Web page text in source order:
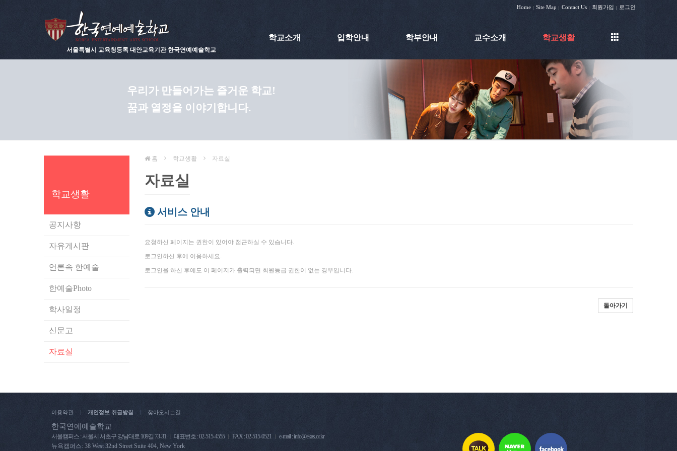
학교소개 입학안내 학부안내 교수소개 학교생활
서울특별시 교육청등록 대안교육기관 한국연예예술학교
Home Site Map Contact Us 회원가입 로그인
우리가 만들어가는 즐거운 학교!
꿈과 열정을 이야기합니다.
학교생활
공지사항
자유게시판
언론속 한예술
한예술Photo
학사일정
신문고
자료실
홈 학교생활 자료실
자료실
서비스 안내
요청하신 페이지는 권한이 있어야 접근하실 수 있습니다.
로그인하신 후에 이용하세요.
로그인을 하신 후에도 이 페이지가 출력되면 회원등급 권한이 없는 경우입니다.
이용약관 개인정보 취급방침 찾아오시는길
한국연예예술학교
서울캠퍼스 : 서울시 서초구 강남대로 109길 73-31 대표번호 : 02-515-4555 FAX : 02-515-0521
e-mail : info@ekas.or.kr
뉴욕캠퍼스: 38 West 32nd Street Suite 404, New York